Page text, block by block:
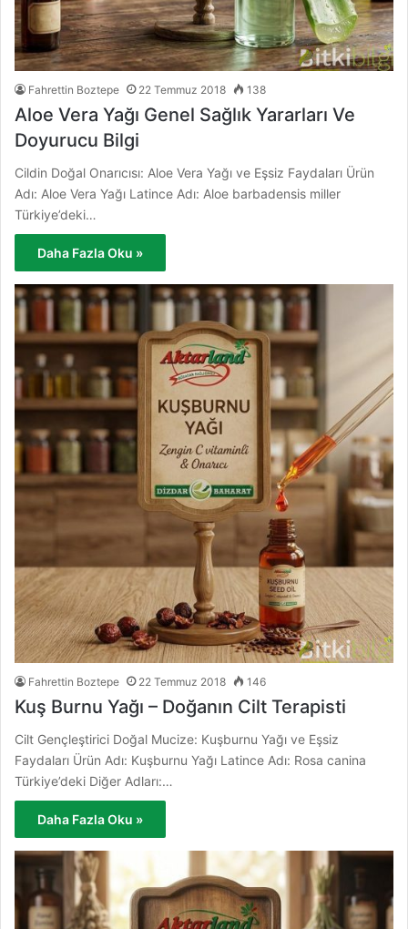
Fahrettin Boztepe 22 Temmuz 2018 138
Aloe Vera Yağı Genel Sağlık Yararları Ve
Doyurucu Bilgi
Cildin Doğal Onarıcısı: Aloe Vera Yağı ve Eşsiz Faydaları Ürün
Adı: Aloe Vera Yağı Latince Adı: Aloe barbadensis miller
Türkiye’deki…
Daha Fazla Oku »
Fahrettin Boztepe 22 Temmuz 2018 146
Kuş Burnu Yağı – Doğanın Cilt Terapisti
Cilt Gençleştirici Doğal Mucize: Kuşburnu Yağı ve Eşsiz
Faydaları Ürün Adı: Kuşburnu Yağı Latince Adı: Rosa canina
Türkiye’deki Diğer Adları:…
Daha Fazla Oku »